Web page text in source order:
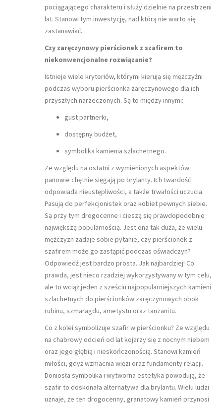
pociągającego charakteru i służy dzielnie na przestrzeni
lat. Stanowi tym inwestycję, nad którą nie warto się
zastanawiać.
Czy zaręczynowy pierścionek z szafirem to
niekonwencjonalne rozwiązanie?
Istnieje wiele kryteriów, którymi kierują się mężczyźni
podczas wyboru pierścionka zaręczynowego dla ich
przyszłych narzeczonych. Są to między innymi:
gust partnerki,
dostępny budżet,
symbolika kamienia szlachetnego.
Ze względu na ostatni z wymienionych aspektów
panowie chętnie sięgają po brylanty. Ich twardość
odpowiada nieustępliwości, a także trwałości uczucia.
Pasują do perfekcjonistek oraz kobiet pewnych siebie.
Są przy tym drogocenne i cieszą się prawdopodobnie
największą popularnością. Jest ona tak duża, że wielu
mężczyzn zadaje sobie pytanie, czy pierścionek z
szafirem może go zastąpić podczas oświadczyn?
Odpowiedź jest bardzo prosta. Jak najbardziej! Co
prawda, jest nieco rzadziej wykorzystywany w tym celu,
ale to wciąż jeden z sześciu najpopularniejszych kamieni
szlachetnych do pierścionków zaręczynowych obok
rubinu, szmaragdu, ametystu oraz tanzanitu.
Co z kolei symbolizuje szafir w pierścionku? Ze względu
na chabrowy odcień od lat kojarzy się z nocnym niebem
oraz jego głębią i nieskończonością. Stanowi kamień
miłości, gdyż wzmacnia więzi oraz fundamenty relacji.
Doniosła symbolika i wytworna estetyka powodują, że
szafir to doskonała alternatywa dla brylantu. Wielu ludzi
uznaje, że ten drogocenny, granatowy kamień przynosi